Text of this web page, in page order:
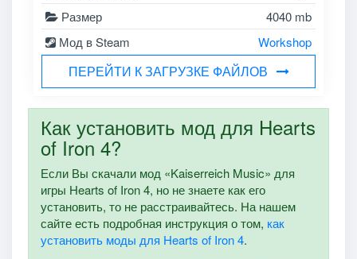
Размер
4040 mb
Мод в Steam
Workshop
ПЕРЕЙТИ К ЗАГРУЗКЕ ФАЙЛОВ
Как установить мод для Hearts
of Iron 4?
Если Вы скачали мод «Kaiserreich Music» для
игры Hearts of Iron 4, но не знаете как его
установить, то не расстраивайтесь. На нашем
сайте есть подробная инструкция о том, как
установить моды для Hearts of Iron 4.